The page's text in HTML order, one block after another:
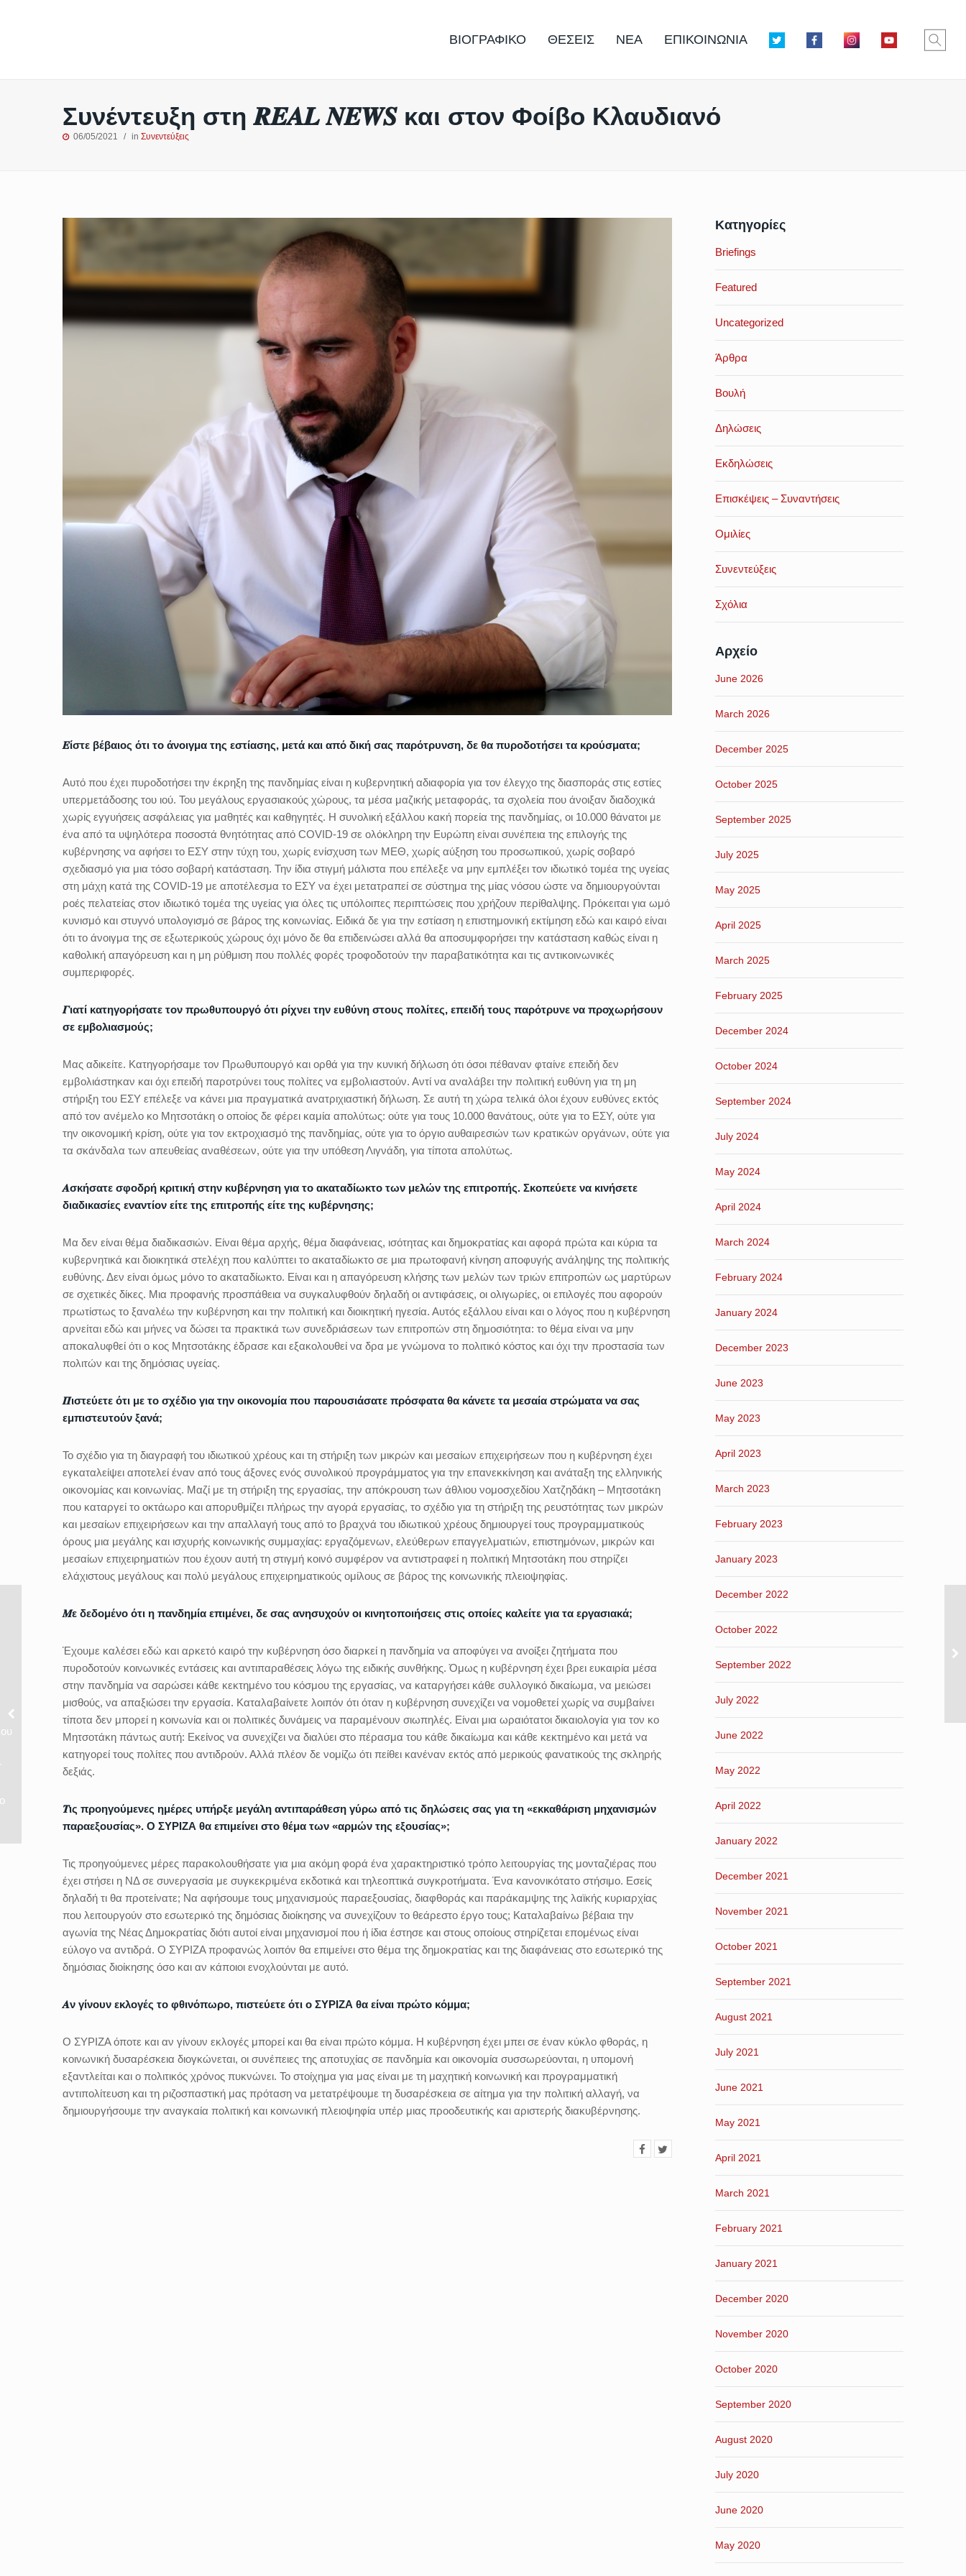
ΒΙΟΓΡΑΦΙΚΟ ΘΕΣΕΙΣ ΝΕΑ ΕΠΙΚΟΙΝΩΝΙΑ
Συνέντευξη στη 𝑹𝑬𝑨𝑳 𝑵𝑬𝑾𝑺 και στον Φοίβο Κλαυδιανό
06/05/2021 in Συνεντεύξεις
𝜠ίστε βέβαιος ότι το άνοιγμα της εστίασης, μετά και από δική σας παρότρυνση, δε θα πυροδοτήσει τα κρούσματα;
Αυτό που έχει πυροδοτήσει την έκρηξη της πανδημίας είναι η κυβερνητική αδιαφορία για τον έλεγχο της διασποράς στις εστίες
υπερμετάδοσης του ιού. Του μεγάλους εργασιακούς χώρους, τα μέσα μαζικής μεταφοράς, τα σχολεία που άνοιξαν διαδοχικά
χωρίς εγγυήσεις ασφάλειας για μαθητές και καθηγητές. Η συνολική εξάλλου κακή πορεία της πανδημίας, οι 10.000 θάνατοι με
ένα από τα υψηλότερα ποσοστά θνητότητας από COVID-19 σε ολόκληρη την Ευρώπη είναι συνέπεια της επιλογής της
κυβέρνησης να αφήσει το ΕΣΥ στην τύχη του, χωρίς ενίσχυση των ΜΕΘ, χωρίς αύξηση του προσωπικού, χωρίς σοβαρό
σχεδιασμό για μια τόσο σοβαρή κατάσταση. Την ίδια στιγμή μάλιστα που επέλεξε να μην εμπλέξει τον ιδιωτικό τομέα της υγείας
στη μάχη κατά της COVID-19 με αποτέλεσμα το ΕΣΥ να έχει μετατραπεί σε σύστημα της μίας νόσου ώστε να δημιουργούνται
ροές πελατείας στον ιδιωτικό τομέα της υγείας για όλες τις υπόλοιπες περιπτώσεις που χρήζουν περίθαλψης. Πρόκειται για ωμό
κυνισμό και στυγνό υπολογισμό σε βάρος της κοινωνίας. Ειδικά δε για την εστίαση η επιστημονική εκτίμηση εδώ και καιρό είναι
ότι το άνοιγμα της σε εξωτερικούς χώρους όχι μόνο δε θα επιδεινώσει αλλά θα αποσυμφορήσει την κατάσταση καθώς είναι η
καθολική απαγόρευση και η μη ρύθμιση που πολλές φορές τροφοδοτούν την παραβατικότητα και τις αντικοινωνικές
συμπεριφορές.
𝜞ιατί κατηγορήσατε τον πρωθυπουργό ότι ρίχνει την ευθύνη στους πολίτες, επειδή τους παρότρυνε να προχωρήσουν
σε εμβολιασμούς;
Μας αδικείτε. Κατηγορήσαμε τον Πρωθυπουργό και ορθά για την κυνική δήλωση ότι όσοι πέθαναν φταίνε επειδή δεν
εμβολιάστηκαν και όχι επειδή παροτρύνει τους πολίτες να εμβολιαστούν. Αντί να αναλάβει την πολιτική ευθύνη για τη μη
στήριξη του ΕΣΥ επέλεξε να κάνει μια πραγματικά ανατριχιαστική δήλωση. Σε αυτή τη χώρα τελικά όλοι έχουν ευθύνες εκτός
από τον ανέμελο κο Μητσοτάκη ο οποίος δε φέρει καμία απολύτως: ούτε για τους 10.000 θανάτους, ούτε για το ΕΣΥ, ούτε για
την οικονομική κρίση, ούτε για τον εκτροχιασμό της πανδημίας, ούτε για το όργιο αυθαιρεσιών των κρατικών οργάνων, ούτε για
τα σκάνδαλα των απευθείας αναθέσεων, ούτε για την υπόθεση Λιγνάδη, για τίποτα απολύτως.
𝜜σκήσατε σφοδρή κριτική στην κυβέρνηση για το ακαταδίωκτο των μελών της επιτροπής. Σκοπεύετε να κινήσετε
διαδικασίες εναντίον είτε της επιτροπής είτε της κυβέρνησης;
Μα δεν είναι θέμα διαδικασιών. Είναι θέμα αρχής, θέμα διαφάνειας, ισότητας και δημοκρατίας και αφορά πρώτα και κύρια τα
κυβερνητικά και διοικητικά στελέχη που καλύπτει το ακαταδίωκτο σε μια πρωτοφανή κίνηση αποφυγής ανάληψης της πολιτικής
ευθύνης. Δεν είναι όμως μόνο το ακαταδίωκτο. Είναι και η απαγόρευση κλήσης των μελών των τριών επιτροπών ως μαρτύρων
σε σχετικές δίκες. Μια προφανής προσπάθεια να συγκαλυφθούν δηλαδή οι αντιφάσεις, οι ολιγωρίες, οι επιλογές που αφορούν
πρωτίστως το ξαναλέω την κυβέρνηση και την πολιτική και διοικητική ηγεσία. Αυτός εξάλλου είναι και ο λόγος που η κυβέρνηση
αρνείται εδώ και μήνες να δώσει τα πρακτικά των συνεδριάσεων των επιτροπών στη δημοσιότητα: το θέμα είναι να μην
αποκαλυφθεί ότι ο κος Μητσοτάκης έδρασε και εξακολουθεί να δρα με γνώμονα το πολιτικό κόστος και όχι την προστασία των
πολιτών και της δημόσιας υγείας.
𝜫ιστεύετε ότι με το σχέδιο για την οικονομία που παρουσιάσατε πρόσφατα θα κάνετε τα μεσαία στρώματα να σας
εμπιστευτούν ξανά;
Το σχέδιο για τη διαγραφή του ιδιωτικού χρέους και τη στήριξη των μικρών και μεσαίων επιχειρήσεων που η κυβέρνηση έχει
εγκαταλείψει αποτελεί έναν από τους άξονες ενός συνολικού προγράμματος για την επανεκκίνηση και ανάταξη της ελληνικής
οικονομίας και κοινωνίας. Μαζί με τη στήριξη της εργασίας, την απόκρουση των άθλιου νομοσχεδίου Χατζηδάκη – Μητσοτάκη
που καταργεί το οκτάωρο και απορυθμίζει πλήρως την αγορά εργασίας, το σχέδιο για τη στήριξη της ρευστότητας των μικρών
και μεσαίων επιχειρήσεων και την απαλλαγή τους από το βραχνά του ιδιωτικού χρέους δημιουργεί τους προγραμματικούς
όρους μια μεγάλης και ισχυρής κοινωνικής συμμαχίας: εργαζόμενων, ελεύθερων επαγγελματιών, επιστημόνων, μικρών και
μεσαίων επιχειρηματιών που έχουν αυτή τη στιγμή κοινό συμφέρον να αντιστραφεί η πολιτική Μητσοτάκη που στηρίζει
ελάχιστους μεγάλους και πολύ μεγάλους επιχειρηματικούς ομίλους σε βάρος της κοινωνικής πλειοψηφίας.
𝜧ε δεδομένο ότι η πανδημία επιμένει, δε σας ανησυχούν οι κινητοποιήσεις στις οποίες καλείτε για τα εργασιακά;
Έχουμε καλέσει εδώ και αρκετό καιρό την κυβέρνηση όσο διαρκεί η πανδημία να αποφύγει να ανοίξει ζητήματα που
πυροδοτούν κοινωνικές εντάσεις και αντιπαραθέσεις λόγω της ειδικής συνθήκης. Όμως η κυβέρνηση έχει βρει ευκαιρία μέσα
στην πανδημία να σαρώσει κάθε κεκτημένο του κόσμου της εργασίας, να καταργήσει κάθε συλλογικό δικαίωμα, να μειώσει
μισθούς, να απαξιώσει την εργασία. Καταλαβαίνετε λοιπόν ότι όταν η κυβέρνηση συνεχίζει να νομοθετεί χωρίς να συμβαίνει
τίποτα δεν μπορεί η κοινωνία και οι πολιτικές δυνάμεις να παραμένουν σιωπηλές. Είναι μια ωραιότατοι δικαιολογία για τον κο
Μητσοτάκη πάντως αυτή: Εκείνος να συνεχίζει να διαλύει στο πέρασμα του κάθε δικαίωμα και κάθε κεκτημένο και μετά να
κατηγορεί τους πολίτες που αντιδρούν. Αλλά πλέον δε νομίζω ότι πείθει κανέναν εκτός από μερικούς φανατικούς της σκληρής
δεξιάς.
𝜯ις προηγούμενες ημέρες υπήρξε μεγάλη αντιπαράθεση γύρω από τις δηλώσεις σας για τη «εκκαθάριση μηχανισμών
παραεξουσίας». Ο ΣΥΡΙΖΑ θα επιμείνει στο θέμα των «αρμών της εξουσίας»;
Τις προηγούμενες μέρες παρακολουθήσατε για μια ακόμη φορά ένα χαρακτηριστικό τρόπο λειτουργίας της μονταζιέρας που
έχει στήσει η ΝΔ σε συνεργασία με συγκεκριμένα εκδοτικά και τηλεοπτικά συγκροτήματα. Ένα κανονικότατο στήσιμο. Εσείς
δηλαδή τι θα προτείνατε; Να αφήσουμε τους μηχανισμούς παραεξουσίας, διαφθοράς και παράκαμψης της λαϊκής κυριαρχίας
που λειτουργούν στο εσωτερικό της δημόσιας διοίκησης να συνεχίζουν το θεάρεστο έργο τους; Καταλαβαίνω βέβαια την
αγωνία της Νέας Δημοκρατίας διότι αυτοί είναι μηχανισμοί που ή ίδια έστησε και στους οποίους στηρίζεται επομένως είναι
εύλογο να αντιδρά. Ο ΣΥΡΙΖΑ προφανώς λοιπόν θα επιμείνει στο θέμα της δημοκρατίας και της διαφάνειας στο εσωτερικό της
δημόσιας διοίκησης όσο και αν κάποιοι ενοχλούνται με αυτό.
𝜜ν γίνουν εκλογές το φθινόπωρο, πιστεύετε ότι ο ΣΥΡΙΖΑ θα είναι πρώτο κόμμα;
Ο ΣΥΡΙΖΑ όποτε και αν γίνουν εκλογές μπορεί και θα είναι πρώτο κόμμα. Η κυβέρνηση έχει μπει σε έναν κύκλο φθοράς, η
κοινωνική δυσαρέσκεια διογκώνεται, οι συνέπειες της αποτυχίας σε πανδημία και οικονομία συσσωρεύονται, η υπομονή
εξαντλείται και ο πολιτικός χρόνος πυκνώνει. Το στοίχημα για μας είναι με τη μαχητική κοινωνική και προγραμματική
αντιπολίτευση και τη ριζοσπαστική μας πρόταση να μετατρέψουμε τη δυσαρέσκεια σε αίτημα για την πολιτική αλλαγή, να
δημιουργήσουμε την αναγκαία πολιτική και κοινωνική πλειοψηφία υπέρ μιας προοδευτικής και αριστερής διακυβέρνησης.
Κατηγορίες
Briefings
Featured
Uncategorized
Άρθρα
Βουλή
Δηλώσεις
Εκδηλώσεις
Επισκέψεις – Συναντήσεις
Ομιλίες
Συνεντεύξεις
Σχόλια
Αρχείο
June 2026
March 2026
December 2025
October 2025
September 2025
July 2025
May 2025
April 2025
March 2025
February 2025
December 2024
October 2024
September 2024
July 2024
May 2024
April 2024
March 2024
February 2024
January 2024
December 2023
June 2023
May 2023
April 2023
March 2023
February 2023
January 2023
December 2022
October 2022
September 2022
July 2022
June 2022
May 2022
April 2022
January 2022
December 2021
November 2021
October 2021
September 2021
August 2021
July 2021
June 2021
May 2021
April 2021
March 2021
February 2021
January 2021
December 2020
November 2020
October 2020
September 2020
August 2020
July 2020
June 2020
May 2020